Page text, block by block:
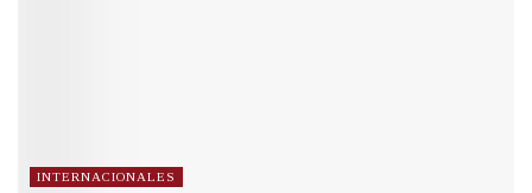
INTERNACIONALES